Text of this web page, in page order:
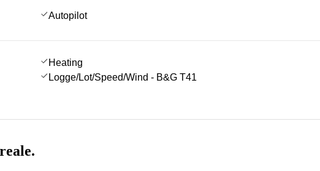
Autopilot
Heating
Logge/Lot/Speed/Wind - B&G T41